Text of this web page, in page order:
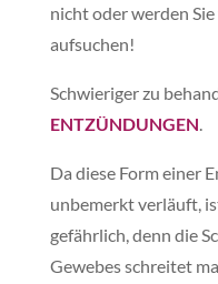
nicht oder werden
aufsuchen!
Schwieriger zu
ENTZÜNDUNGEN.
Da diese Form einer
unbemerkt verläuft,
gefährlich, denn die
Gewebes schreitet